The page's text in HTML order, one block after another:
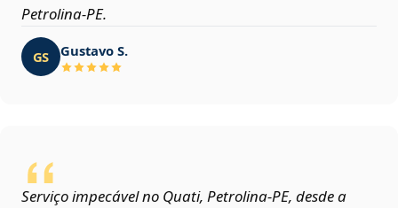
Petrolina‑PE.
GS Gustavo S.
Serviço impecável no Quati, Petrolina‑PE, desde a